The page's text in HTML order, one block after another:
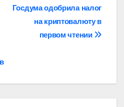
Госдума одобрила налог
на криптовалюту в
первом чтении